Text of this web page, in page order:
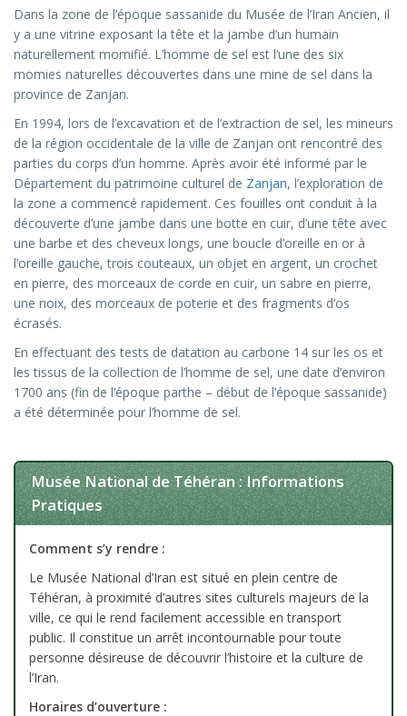
Dans la zone de l’époque sassanide du Musée de l’Iran Ancien, il
y a une vitrine exposant la tête et la jambe d’un humain
naturellement momifié. L’homme de sel est l’une des six
momies naturelles découvertes dans une mine de sel dans la
province de Zanjan.
En 1994, lors de l’excavation et de l’extraction de sel, les mineurs
de la région occidentale de la ville de Zanjan ont rencontré des
parties du corps d’un homme. Après avoir été informé par le
Département du patrimoine culturel de Zanjan, l’exploration de
la zone a commencé rapidement. Ces fouilles ont conduit à la
découverte d’une jambe dans une botte en cuir, d’une tête avec
une barbe et des cheveux longs, une boucle d’oreille en or à
l’oreille gauche, trois couteaux, un objet en argent, un crochet
en pierre, des morceaux de corde en cuir, un sabre en pierre,
une noix, des morceaux de poterie et des fragments d’os
écrasés.
En effectuant des tests de datation au carbone 14 sur les os et
les tissus de la collection de l’homme de sel, une date d’environ
1700 ans (fin de l’époque parthe – début de l’époque sassanide)
a été déterminée pour l’homme de sel.
Musée National de Téhéran : Informations
Pratiques
Comment s’y rendre :
Le Musée National d’Iran est situé en plein centre de
Téhéran, à proximité d’autres sites culturels majeurs de la
ville, ce qui le rend facilement accessible en transport
public. Il constitue un arrêt incontournable pour toute
personne désireuse de découvrir l’histoire et la culture de
l’Iran.
Horaires d’ouverture :